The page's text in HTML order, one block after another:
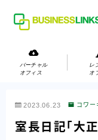
バーチャル
オフィス
レ
オ
2023.06.23 コワー
室長日記「大